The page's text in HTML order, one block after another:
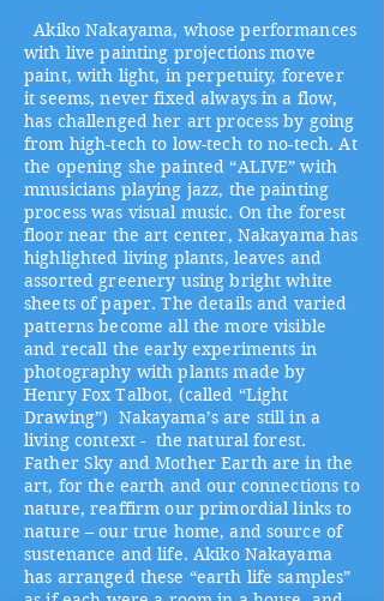
Akiko Nakayama, whose performances
with live painting projections move
paint, with light, in perpetuity, forever
it seems, never fixed always in a flow,
has challenged her art process by going
from high-tech to low-tech to no-tech. At
the opening she painted “ALIVE” with
mnusicians playing jazz, the painting
process was visual music. On the forest
floor near the art center, Nakayama has
highlighted living plants, leaves and
assorted greenery using bright white
sheets of paper. The details and varied
patterns become all the more visible
and recall the early experiments in
photography with plants made by
Henry Fox Talbot, (called “Light
Drawing”) Nakayama’s are still in a
living context - the natural forest.
Father Sky and Mother Earth are in the
art, for the earth and our connections to
nature, reaffirm our primordial links to
nature – our true home, and source of
sustenance and life. Akiko Nakayama
has arranged these “earth life samples”